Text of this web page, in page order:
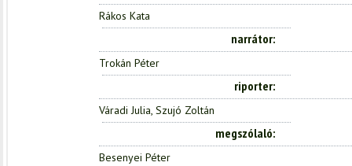
Rákos Kata
narrátor
Trokán Péter
riporter
Váradi Julia, Szujó Zoltán
megszólaló
Besenyei Péter